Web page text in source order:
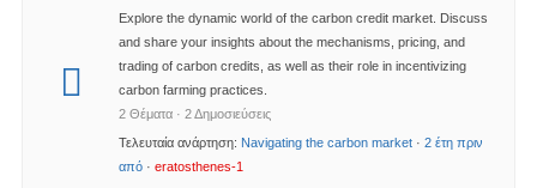
Explore the dynamic world of the carbon credit market. Discuss
and share your insights about the mechanisms, pricing, and
trading of carbon credits, as well as their role in incentivizing
carbon farming practices.
2 Θέματα · 2 Δημοσιεύσεις
Τελευταία ανάρτηση: Navigating the carbon market · 2 έτη πριν
από · eratosthenes-1